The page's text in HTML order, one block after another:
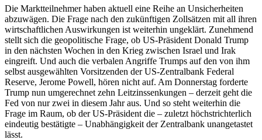
Die Marktteilnehmer haben aktuell eine Reihe an Unsicherheiten
abzuwägen. Die Frage nach den zukünftigen Zollsätzen mit all ihren
wirtschaftlichen Auswirkungen ist weiterhin ungeklärt. Zunehmend
stellt sich die geopolitische Frage, ob US-Präsident Donald Trump
in den nächsten Wochen in den Krieg zwischen Israel und Irak
eingreift. Und auch die verbalen Angriffe Trumps auf den von ihm
selbst ausgewählten Vorsitzenden der US-Zentralbank Federal
Reserve, Jerome Powell, hören nicht auf. Am Donnerstag forderte
Trump nun umgerechnet zehn Leitzinssenkungen – derzeit geht die
Fed von nur zwei in diesem Jahr aus. Und so steht weiterhin die
Frage im Raum, ob der US-Präsident die – zuletzt höchstrichterlich
eindeutig bestätigte – Unabhängigkeit der Zentralbank unangetastet
lässt.